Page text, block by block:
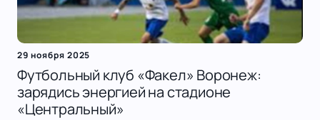
29 ноября 2025
Футбольный клуб «Факел» Воронеж:
зарядись энергией на стадионе
«Центральный»